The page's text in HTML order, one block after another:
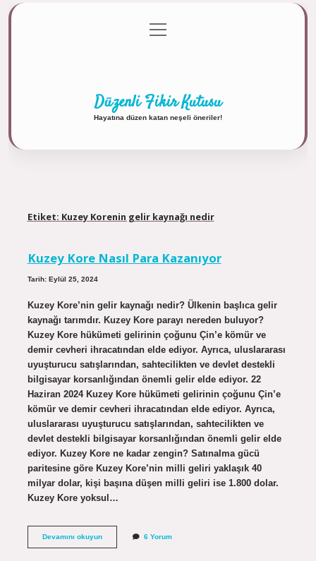
Gizlilik Politikası
menüyü
aç
Düzenli Fikir Kutusu
Hayatına düzen katan neşeli öneriler!
Etiket: Kuzey Korenin gelir kaynağı nedir
Kuzey Kore Nasıl Para Kazanıyor
Tarih: Eylül 25, 2024
Kuzey Kore’nin gelir kaynağı nedir? Ülkenin başlıca gelir
kaynağı tarımdır. Kuzey Kore parayı nereden buluyor?
Kuzey Kore hükümeti gelirinin çoğunu Çin’e kömür ve
demir cevheri ihracatından elde ediyor. Ayrıca, uluslararası
uyuşturucu satışlarından, sahtecilikten ve devlet destekli
bilgisayar korsanlığından önemli gelir elde ediyor. 22
Haziran 2024 Kuzey Kore hükümeti gelirinin çoğunu Çin’e
kömür ve demir cevheri ihracatından elde ediyor. Ayrıca,
uluslararası uyuşturucu satışlarından, sahtecilikten ve
devlet destekli bilgisayar korsanlığından önemli gelir elde
ediyor. Kuzey Kore ne kadar zengin? Satınalma gücü
paritesine göre Kuzey Kore’nin milli geliri yaklaşık 40
milyar dolar, kişi başına düşen milli geliri ise 1.800 dolar.
Kuzey Kore yoksul…
Devamını okuyunKuzey
6 Yorum